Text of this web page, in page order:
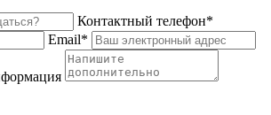
Контактный телефон*
Email*